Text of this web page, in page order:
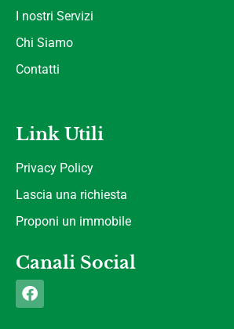
I nostri Servizi
Chi Siamo
Contatti
Link Utili
Privacy Policy
Lascia una richiesta
Proponi un immobile
Canali Social